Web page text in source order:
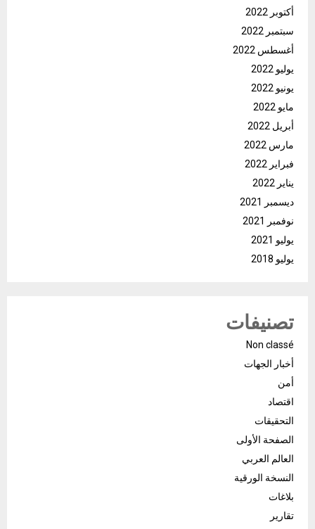
أكتوبر 2022
سبتمبر 2022
أغسطس 2022
يوليو 2022
يونيو 2022
مايو 2022
أبريل 2022
مارس 2022
فبراير 2022
يناير 2022
ديسمبر 2021
نوفمبر 2021
يوليو 2021
يوليو 2018
تصنيفات
Non classé
أخبار الجهات
أمن
اقتصاد
التحقيقات
الصفحة الأولى
العالم العربي
النسخة الورقية
بلاغات
تقارير